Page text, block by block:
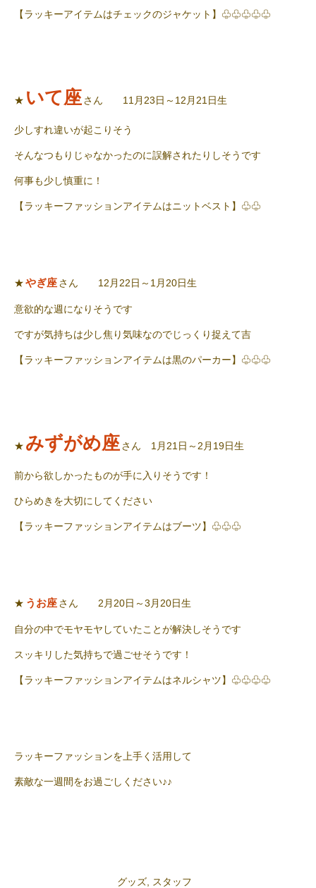
【ラッキーアイテムはチェックのジャケット】♧♧♧♧♧
★ いて座さん 11月23日～12月21日生
少しすれ違いが起こりそう
そんなつもりじゃなかったのに誤解されたりしそうです
何事も少し慎重に！
【ラッキーファッションアイテムはニットベスト】♧♧
★やぎ座さん 12月22日～1月20日生
意欲的な週になりそうです
ですが気持ちは少し焦り気味なのでじっくり捉えて吉
【ラッキーファッションアイテムは黒のパーカー】♧♧♧
★ みずがめ座さん 1月21日～2月19日生
前から欲しかったものが手に入りそうです！
ひらめきを大切にしてください
【ラッキーファッションアイテムはブーツ】♧♧♧
★ うお座さん 2月20日～3月20日生
自分の中でモヤモヤしていたことが解決しそうです
スッキリした気持ちで過ごせそうです！
【ラッキーファッションアイテムはネルシャツ】♧♧♧♧
ラッキーファッションを上手く活用して
素敵な一週間をお過ごしください♪♪
グッズ スタッフ